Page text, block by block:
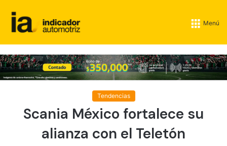
Menú
Tendencias
Scania México fortalece su
alianza con el Teletón